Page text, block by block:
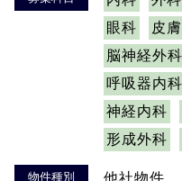
眼科
皮
脳神経外科
呼吸器内科
神経内科
形成外科
物件種別 他社物件